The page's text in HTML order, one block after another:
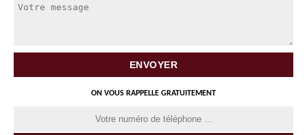
ON VOUS RAPPELLE GRATUITEMENT